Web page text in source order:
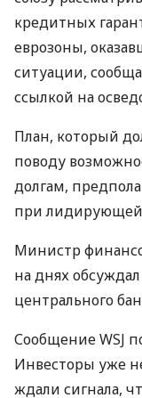
кредитных
еврозоны,
ситуации,
ссылкой на
План, который
поводу
долгам,
при
Министр
на днях
центрального
Сообщение WSJ
Инвесторы уже
ждали сигнала,